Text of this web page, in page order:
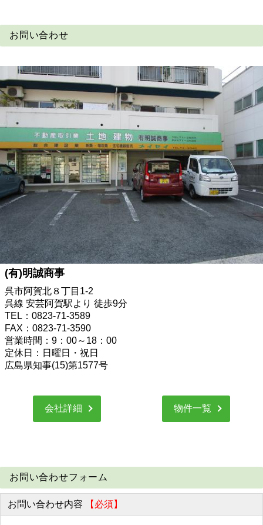
お問い合わせ
(有)明誠商事
呉市阿賀北８丁目1-2
呉線 安芸阿賀駅より 徒歩9分
TEL：0823-71-3589
FAX：0823-71-3590
営業時間：9：00～18：00
定休日：日曜日・祝日
広島県知事(15)第1577号
会社詳細 物件一覧
お問い合わせフォーム
お問い合わせ内容 【必須】